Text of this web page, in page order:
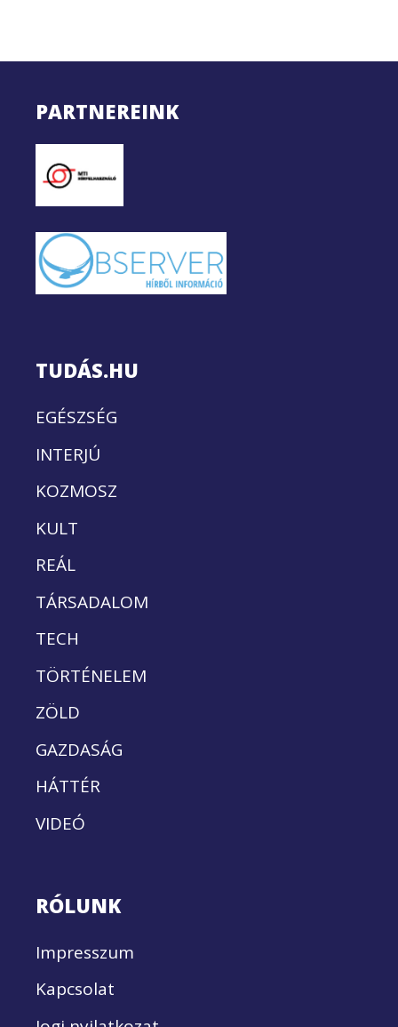
PARTNEREINK
TUDÁS.HU
EGÉSZSÉG
INTERJÚ
KOZMOSZ
KULT
REÁL
TÁRSADALOM
TECH
TÖRTÉNELEM
ZÖLD
GAZDASÁG
HÁTTÉR
VIDEÓ
RÓLUNK
Impresszum
Kapcsolat